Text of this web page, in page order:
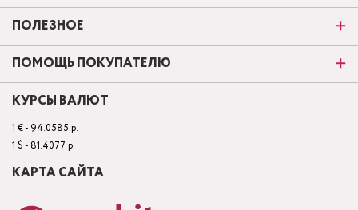
ПОЛЕЗНОЕ
ПОМОЩЬ ПОКУПАТЕЛЮ
КУРСЫ ВАЛЮТ
1 € - 94.0585 р.
1 $ - 81.4077 р.
КАРТА САЙТА